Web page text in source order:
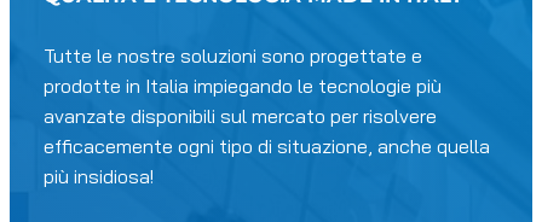
Tutte le nostre soluzioni sono progettate e
prodotte in Italia impiegando le tecnologie più
avanzate disponibili sul mercato per risolvere
efficacemente ogni tipo di situazione, anche quella
più insidiosa!